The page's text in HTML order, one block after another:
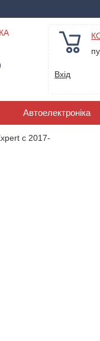
Вхід
Автоелектроніка
с 2017-